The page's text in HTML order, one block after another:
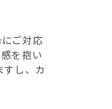
ご対応
を抱い
し、カ